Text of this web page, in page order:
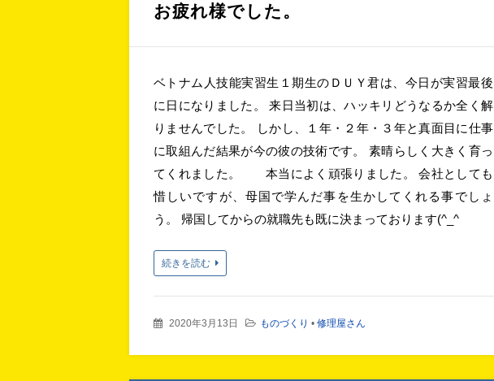
お疲れ様でした。
ベトナム人技能実習生１期生のＤＵＹ君は、今日が実習最後
に日になりました。 来日当初は、ハッキリどうなるか全く解
りませんでした。 しかし、１年・２年・３年と真面目に仕事
に取組んだ結果が今の彼の技術です。 素晴らしく大きく育っ
てくれました。 本当によく頑張りました。 会社としても
惜しいですが、母国で学んだ事を生かしてくれる事でしょ
う。 帰国してからの就職先も既に決まっております(^_^
続きを読む
2020年3月13日 ものづくり • 修理屋さん